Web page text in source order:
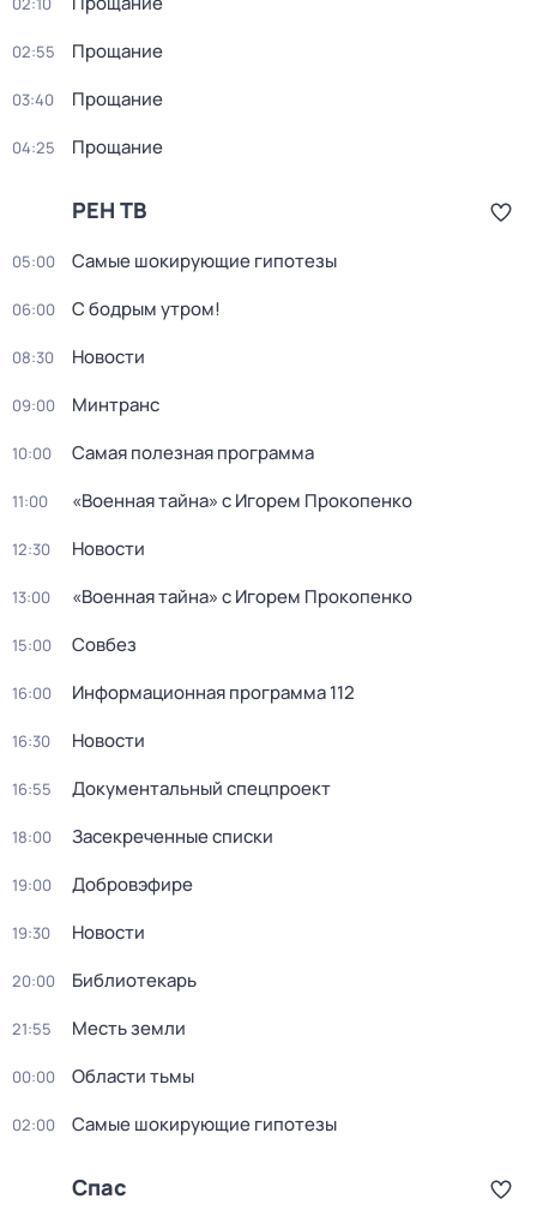
02:55 Прощание
03:40 Прощание
04:25 Прощание
РЕН ТВ
05:00 Самые шoкиpующие гипотезы
06:00 С бодрым утром!
08:30 Новости
09:00 Минтранс
10:00 Самая полезная программа
11:00 «Военнaя тайна» с Игорем Прокoпенко
12:30 Новости
13:00 «Военнaя тайна» с Игорем Прокoпенко
15:00 Coвбез
16:00 Информационная программа 112
16:30 Новости
16:55 Документальный спецпроект
18:00 Заcекрeченные списки
19:00 Добровэфире
19:30 Новости
20:00 Библиотекарь
21:55 Месть земли
00:00 Области тьмы
02:00 Самые шoкиpующие гипотезы
Спас